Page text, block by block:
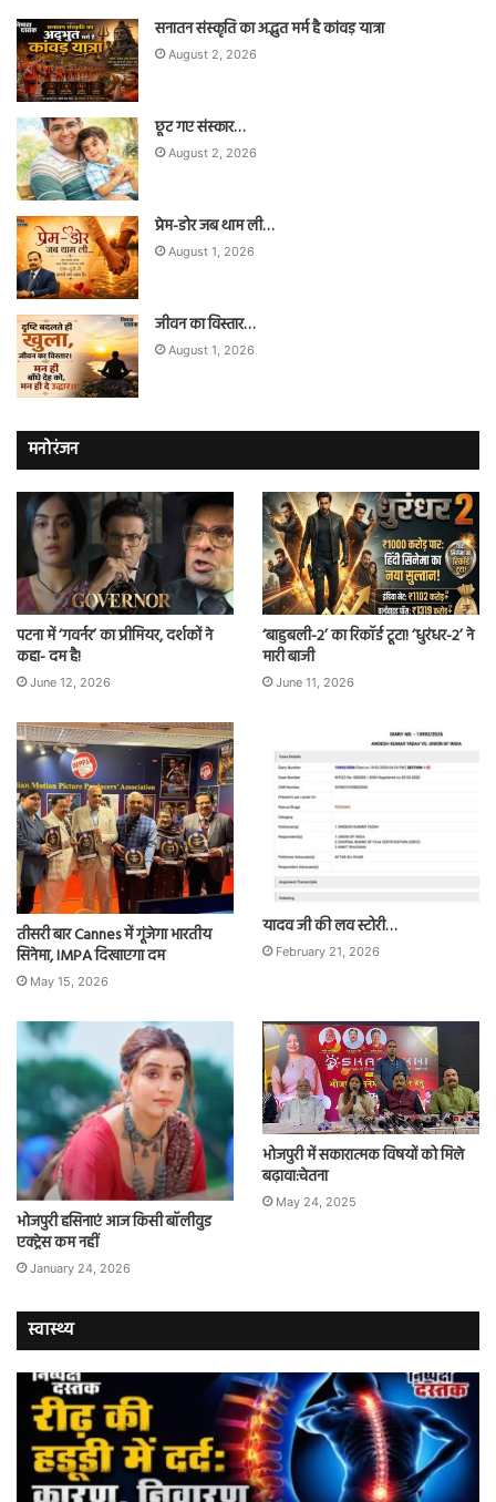
सनातन संस्कृति का अद्भुत मर्म है कांवड़ यात्रा
August 2, 2026
छूट गए संस्कार…
August 2, 2026
प्रेम-डोर जब थाम ली…
August 1, 2026
जीवन का विस्तार…
August 1, 2026
मनोरंजन
पटना में ‘गवर्नर’ का प्रीमियर, दर्शकों ने
कहा- दम है!
June 12, 2026
‘बाहुबली-2’ का रिकॉर्ड टूटा! ‘धुरंधर-2’ ने
मारी बाजी
June 11, 2026
तीसरी बार Cannes में गूंजेगा भारतीय
सिनेमा, IMPA दिखाएगा दम
May 15, 2026
यादव जी की लव स्टोरी…
February 21, 2026
भोजपुरी हसिनाएं आज किसी बॉलीवुड
एक्ट्रेस कम नहीं
January 24, 2026
भोजपुरी में सकारात्मक विषयों को मिले
बढ़ावा:चेतना
May 24, 2025
स्वास्थ्य